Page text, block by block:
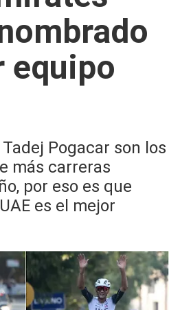
equipo
Pogacar son los
más carreras
por eso es que
es el mejor